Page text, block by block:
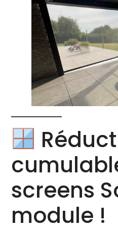
screens
module !